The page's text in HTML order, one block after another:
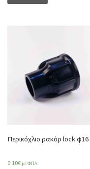
Περικόχλιο ρακόρ lock φ16
0.10€ με ΦΠΑ